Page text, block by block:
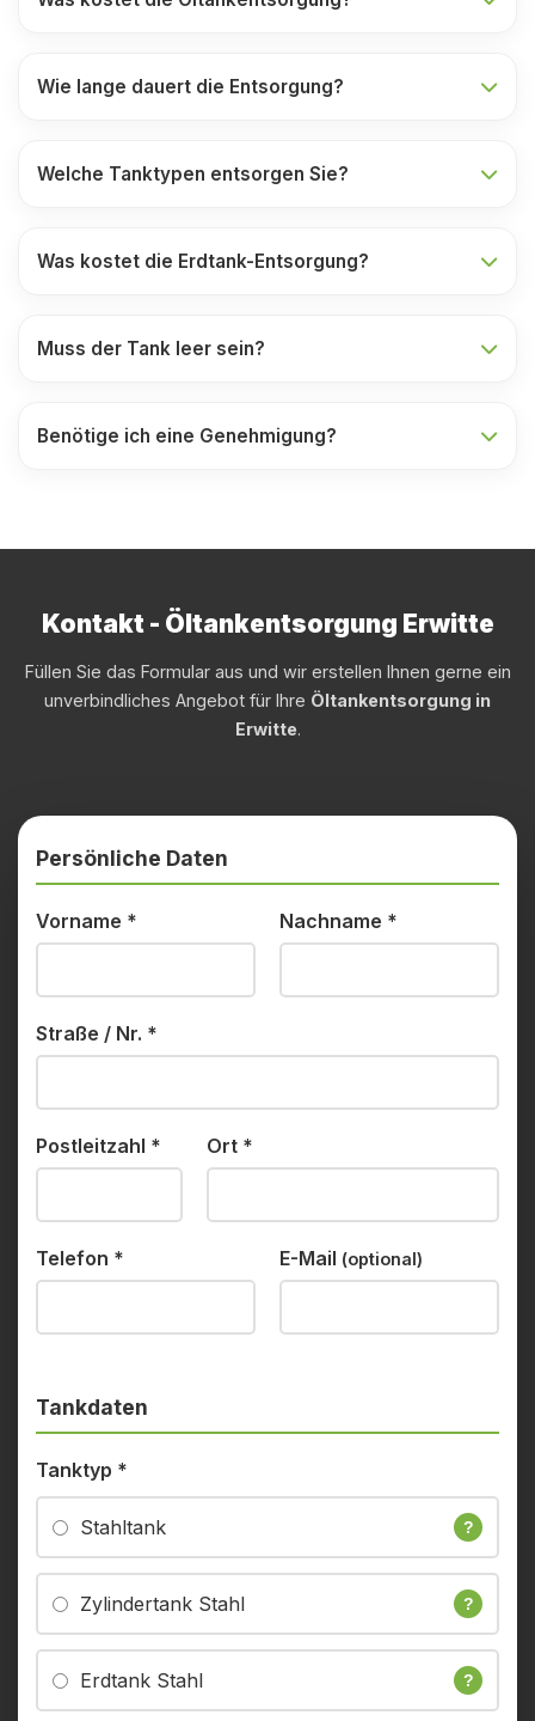
Wie lange dauert die Entsorgung?
Welche Tanktypen entsorgen Sie?
Was kostet die Erdtank-Entsorgung?
Muss der Tank leer sein?
Benötige ich eine Genehmigung?
Kontakt - Öltankentsorgung Erwitte
Füllen Sie das Formular aus und wir erstellen Ihnen gerne ein
unverbindliches Angebot für Ihre Öltankentsorgung in
Erwitte.
Persönliche Daten
Vorname * Nachname *
Straße / Nr. *
Postleitzahl * Ort *
Telefon * E-Mail (optional)
Tankdaten
Tanktyp *
Stahltank ?
Zylindertank Stahl ?
Erdtank Stahl ?